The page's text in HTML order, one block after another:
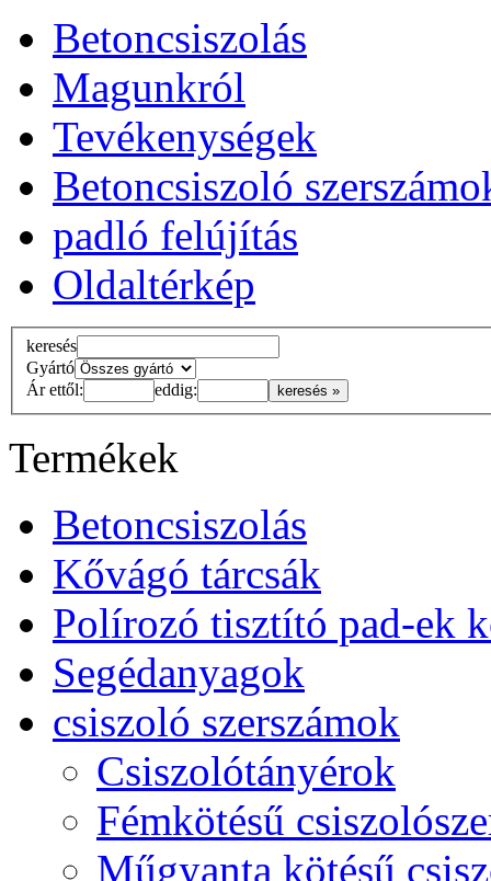
Betoncsiszolás
Magunkról
Tevékenységek
Betoncsiszoló
padló felújítás
Oldaltérkép
keresés
Gyártó
Ár ettől:
eddig:
Termékek
Betoncsiszolás
Kővágó tárcsák
Polírozó tisztító pad-ek
Segédanyagok
csiszoló szerszámok
Csiszolótányérok
Fémkötésű
Műgyanta kötésű